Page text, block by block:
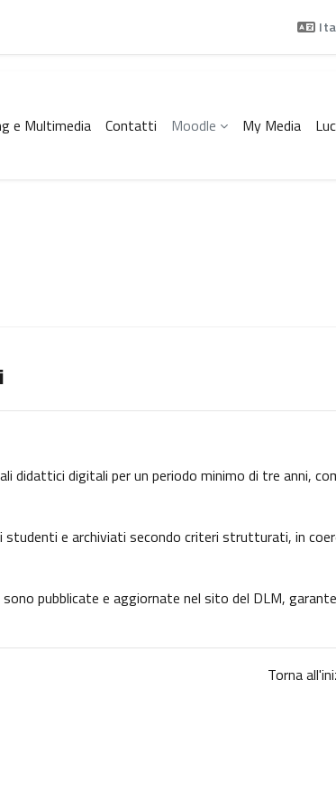
e Multimedia Contatti Moodle My Media
didattici digitali per un periodo minimo di tre anni,
e archiviati secondo criteri strutturati, in
pubblicate e aggiornate nel sito del DLM,
Torna